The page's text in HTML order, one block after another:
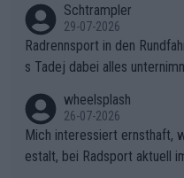
ering die 7 Sekunden zu
d den Abstand hat
Fehler, der den Tour Sieg
Zögerlichkeit von Demi
ntscheidende Puzzleteil,
um Gelben Trikot geöffnet
t VentouxDie
Schtrampler
29-07-2026
Radrennsport in den
s Tadej dabei alles unternimmt,
ganze Team auch mental
olg teilzuhaben, ist ihm
chen weit über den
wheelsplash
26-07-2026
Mich interessiert ernsthaft,
estalt, bei Radsport aktuell